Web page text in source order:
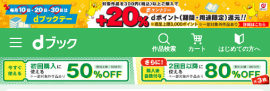
作品検索 カート はじめての方へ